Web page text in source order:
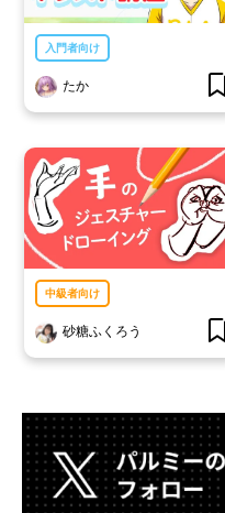
入門者向け
たか
中級者向け
砂糖ふくろう